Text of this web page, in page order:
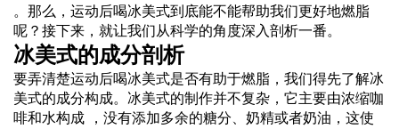
。那么，运动后喝冰美式到底能不能帮助我们更好地燃脂
呢？接下来，就让我们从科学的角度深入剖析一番。
冰美式的成分剖析
要弄清楚运动后喝冰美式是否有助于燃脂，我们得先了解冰
美式的成分构成。冰美式的制作并不复杂，它主要由浓缩咖
啡和水构成 ，没有添加多余的糖分、奶精或者奶油，这使